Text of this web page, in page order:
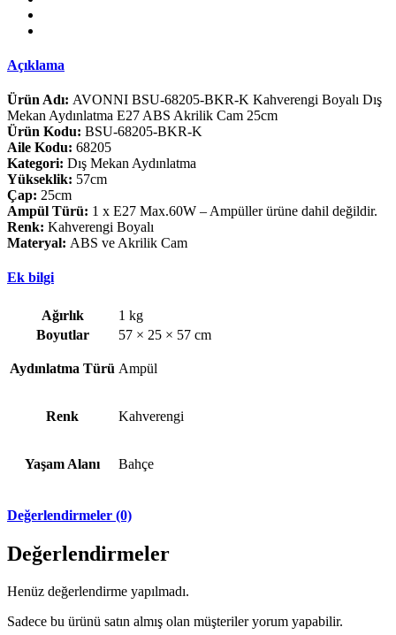
Açıklama
Ürün Adı: AVONNI BSU-68205-BKR-K Kahverengi Boyalı Dış
Mekan Aydınlatma E27 ABS Akrilik Cam 25cm
Ürün Kodu: BSU-68205-BKR-K
Aile Kodu: 68205
Kategori: Dış Mekan Aydınlatma
Yükseklik: 57cm
Çap: 25cm
Ampül Türü: 1 x E27 Max.60W – Ampüller ürüne dahil değildir.
Renk: Kahverengi Boyalı
Materyal: ABS ve Akrilik Cam
Ek bilgi
Ağırlık
1 kg
Boyutlar
57 × 25 × 57 cm
Aydınlatma Türü Ampül
Renk Kahverengi
Yaşam Alanı Bahçe
Değerlendirmeler (0)
Değerlendirmeler
Henüz değerlendirme yapılmadı.
Sadece bu ürünü satın almış olan müşteriler yorum yapabilir.